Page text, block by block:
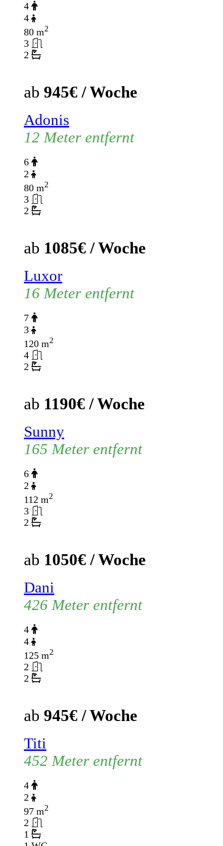
4
4
80 m2
3
2
ab 945€ / Woche
Adonis
12 Meter entfernt
6
2
80 m2
3
2
ab 1085€ / Woche
Luxor
16 Meter entfernt
7
3
120 m2
4
2
ab 1190€ / Woche
Sunny
165 Meter entfernt
6
2
112 m2
3
2
ab 1050€ / Woche
Dani
426 Meter entfernt
4
4
125 m2
2
2
ab 945€ / Woche
Titi
452 Meter entfernt
4
2
97 m2
2
1